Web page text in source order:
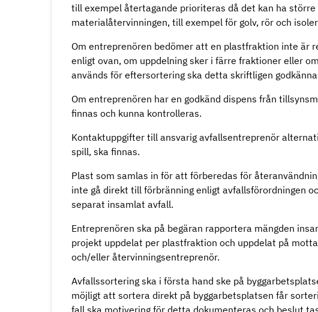
till exempel återtagande prioriteras då det kan ha
materialåtervinningen, till exempel för golv, rör och
Om entreprenören bedömer att en plastfraktion inte är
enligt ovan, om uppdelning sker i färre fraktioner eller
används för eftersortering ska detta skriftligen
Om entreprenören har en godkänd dispens från
finnas och kunna kontrolleras.
Kontaktuppgifter till ansvarig avfallsentreprenör
spill, ska finnas.
Plast som samlas in för att förberedas för
inte gå direkt till förbränning enligt avfallsförordningen
separat insamlat avfall.
Entreprenören ska på begäran rapportera mängden
projekt uppdelat per plastfraktion och uppdelat på
och/eller återvinningsentreprenör.
Avfallssortering ska i första hand ske på
möjligt att sortera direkt på byggarbetsplatsen får
fall ska motivering för detta dokumenteras och beslut